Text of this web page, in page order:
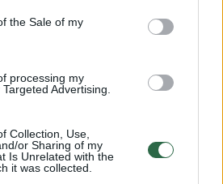
the Sale of my
processing my
Advertising.
Collection, Use,
or Sharing of my
Is Unrelated with the
it was collected.
simptomas gali būti ir
lūžinėjantys plaukai arba
„Lietuvos ryto“ televizijos
kodas“ sakė medicinos